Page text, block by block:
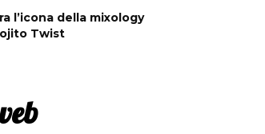
l’icona della mixology
Twist